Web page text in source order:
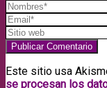
Este sitio usa
se procesan los